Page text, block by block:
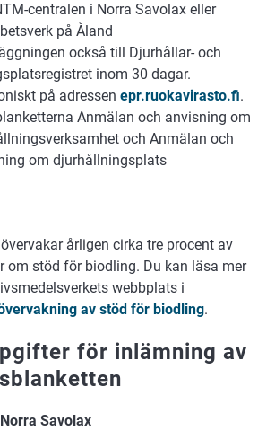
centralen i Norra Savolax eller
på Åland
också till Djurhållar- och
inom 30 dagar.
på adressen epr.ruokavirasto.fi.
Anmälan och anvisning om
och Anmälan och
om djurhållningsplats
årligen cirka tre procent av
om stöd för biodling. Du kan läsa mer
webbplats i
av stöd för biodling.
för inlämning av
Sa­vo­lax